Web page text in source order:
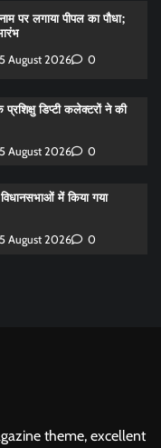
पर लगाया पीपल का पौधा;
5 August 2026 0
डिप्टी कलेक्टरों ने की
5 August 2026 0
में किया गया
5 August 2026 0
theme, excellent